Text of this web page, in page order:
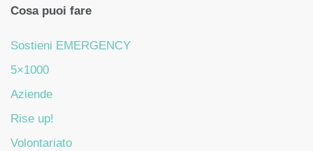
Cosa puoi fare
Sostieni EMERGENCY
5×1000
Aziende
Rise up!
Volontariato